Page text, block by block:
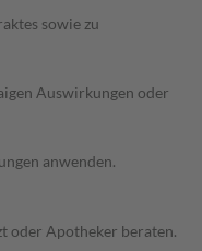
sowie zu
Auswirkungen oder
anwenden.
oder Apotheker beraten.